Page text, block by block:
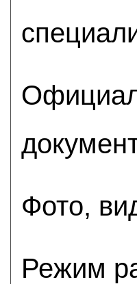
Фото,
Режим